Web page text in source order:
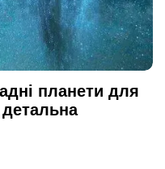
планети для
детальна